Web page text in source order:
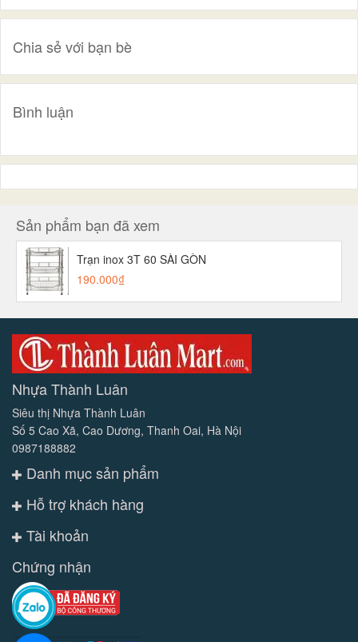
Chia sẻ với bạn bè
Bình luận
Sản phẩm bạn đã xem
Trạn inox 3T 60 SÀI GÒN
190.000₫
Nhựa Thành Luân
Siêu thị Nhựa Thành Luân
Số 5 Cao Xã, Cao Dương, Thanh Oai, Hà Nội
0987188882
Danh mục sản phẩm
Hỗ trợ khách hàng
Tài khoản
Chứng nhận